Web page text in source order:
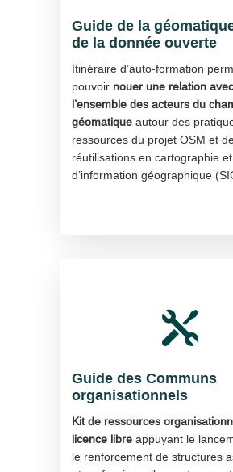
Guide de la
de la donnée ouverte
Itinéraire d’auto-formation
pouvoir nouer une relation avec
l’ensemble des acteurs du
géomatique autour des
ressources du projet OSM et
réutilisations en cartographie
d’information géographique

Guide des Communs
organisationnels
Kit de ressources
licence libre appuyant le
le renforcement de structures